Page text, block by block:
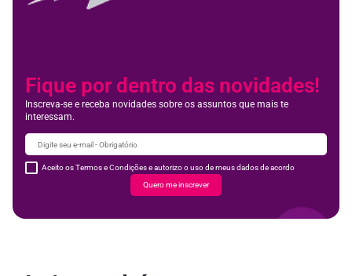
Fique por dentro das novidades!
Inscreva-se e receba novidades sobre os assuntos que mais te
interessam.
Aceito os Termos e Condições e autorizo o uso de meus dados de acordo
Quero me inscrever